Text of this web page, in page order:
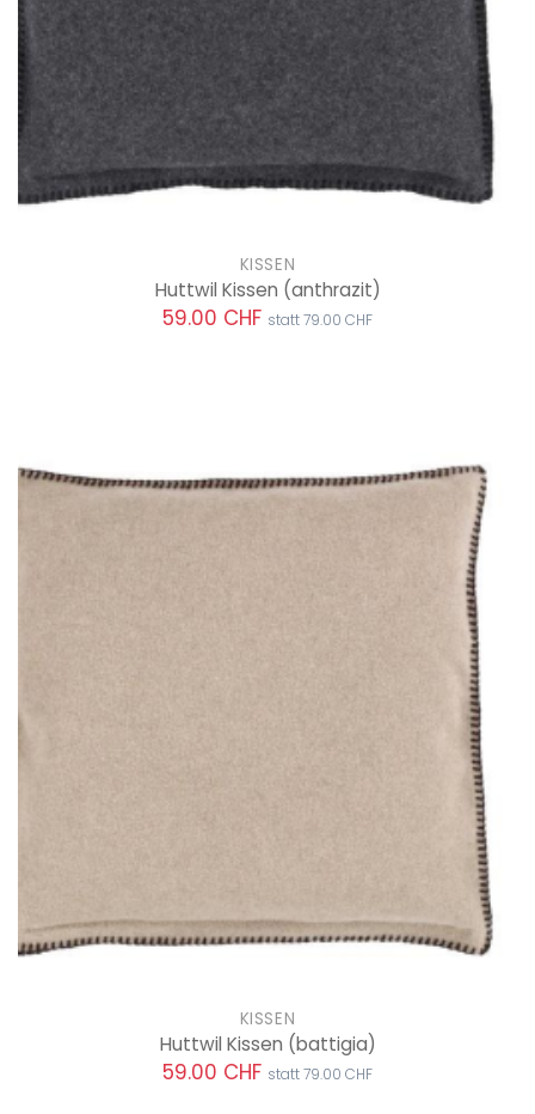
KISSEN
Huttwil Kissen (anthrazit)
59.00 CHF statt 79.00 CHF
KISSEN
Huttwil Kissen (battigia)
59.00 CHF statt 79.00 CHF